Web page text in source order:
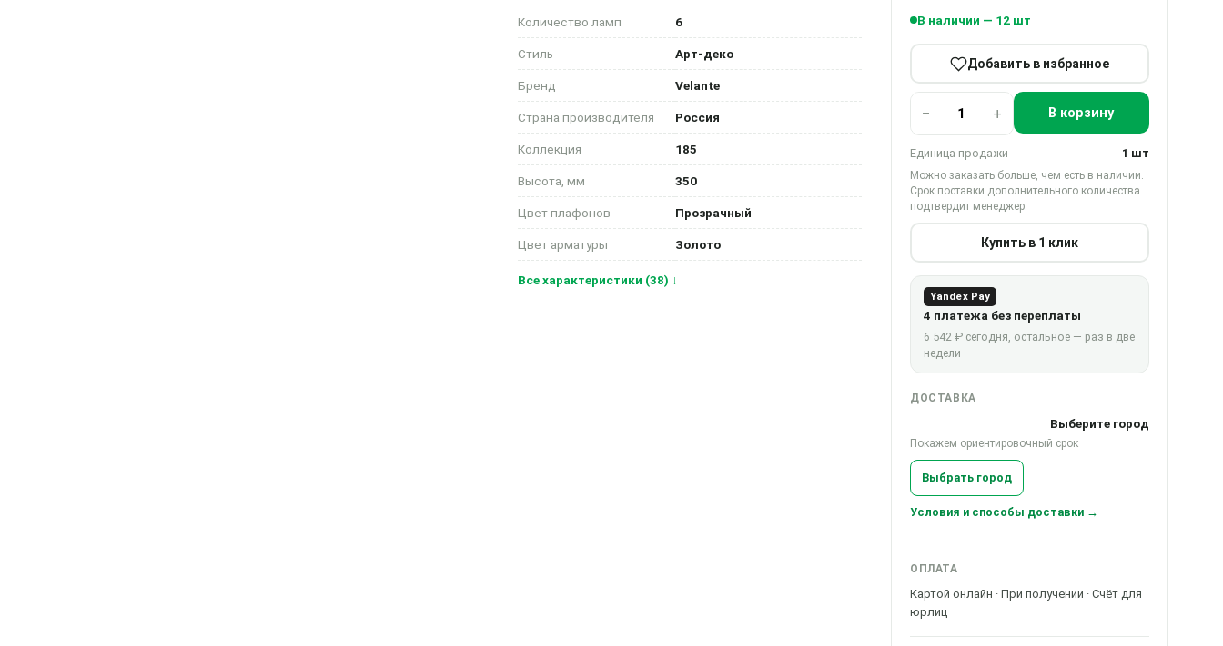
Количество ламп 6
Стиль Арт-деко
Бренд Velante
Страна производителя Россия
Коллекция 185
Высота, мм 350
Цвет плафонов Прозрачный
Цвет арматуры Золото
Все характеристики (38) ↓
В наличии — 12 шт
Добавить в избранное
− + В корзину
Единица продажи 1 шт
Можно заказать больше, чем есть в наличии.
Срок поставки дополнительного количества
подтвердит менеджер.
Купить в 1 клик
Yandex Pay
4 платежа без переплаты
6 542 ₽ сегодня, остальное — раз в две
недели
ДОСТАВКА
Выберите город
Покажем ориентировочный срок
Выбрать город
Условия и способы доставки →
ОПЛАТА
Картой онлайн · При получении · Счёт для
юрлиц